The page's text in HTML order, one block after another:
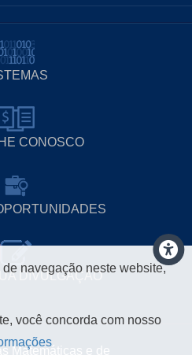
CONOSCO
DIVULGAÇÃO
Matemáticas e de
navegação neste website,
você concorda com nosso